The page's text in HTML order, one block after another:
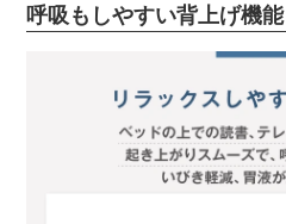
呼吸もしやすい背上げ機能